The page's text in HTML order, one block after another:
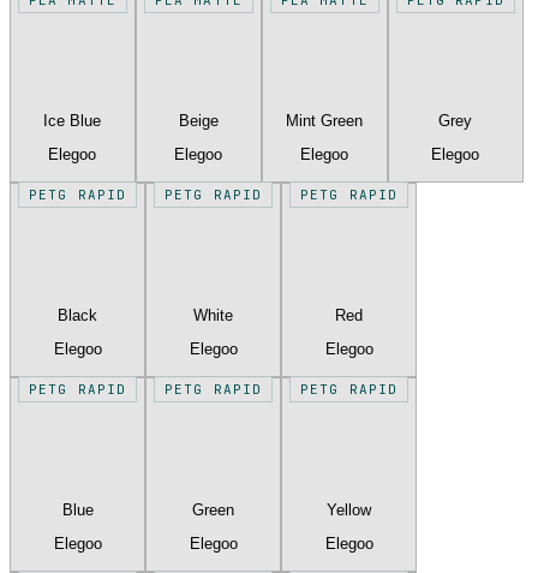
Ice Blue
Elegoo
Beige
Elegoo
Mint Green
Elegoo
Grey
Elegoo
PETG RAPID
Black
Elegoo
PETG RAPID
White
Elegoo
PETG RAPID
Red
Elegoo
PETG RAPID
Blue
Elegoo
PETG RAPID
Green
Elegoo
PETG RAPID
Yellow
Elegoo